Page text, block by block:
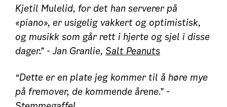
Kjetil Mulelid, for det han serverer på
«piano», er usigelig vakkert og optimistisk,
og musikk som går rett i hjerte og sjel i disse
dager.” - Jan Granlie, Salt Peanuts
“Dette er en plate jeg kommer til å høre mye
på fremover, de kommende årene.” -